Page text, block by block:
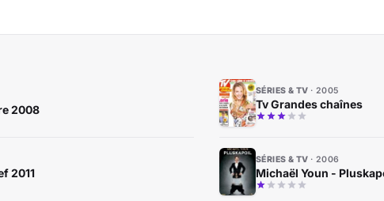
2008
SÉRIES & TV 2005
Tv Grandes chaînes
2011
SÉRIES & TV 2006
Michaël Youn -